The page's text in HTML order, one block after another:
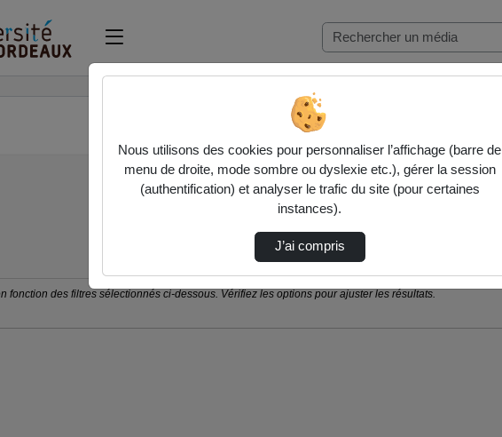
fonction des filtres sélectionnés ci-dessous. Vérifiez les options pour ajuster les résultats.
Nous utilisons des cookies pour personnaliser l’affichage (barre de
menu de droite, mode sombre ou dyslexie etc.), gérer la session
(authentification) et analyser le trafic du site (pour certaines
instances).
J’ai compris